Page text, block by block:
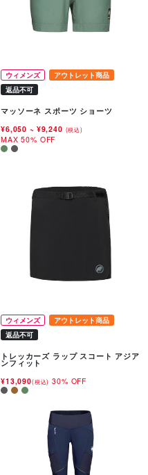
ウィメンズ
アウトレット商品
返品不可
マッソーネ スポーツ ショーツ
¥6,050 ~ ¥9,240 (税込)
MAX 50% OFF
ウィメンズ
アウトレット商品
返品不可
トレッカーズ ラップ スコート アジア
ンフィット
¥13,090(税込) 30% OFF